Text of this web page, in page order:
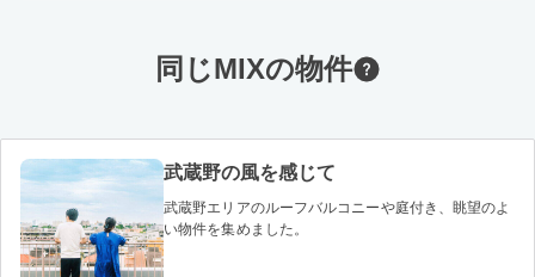
同じMIXの物件
武蔵野の風を感じて
武蔵野エリアのルーフバルコニーや庭付き、眺望のよ
い物件を集めました。